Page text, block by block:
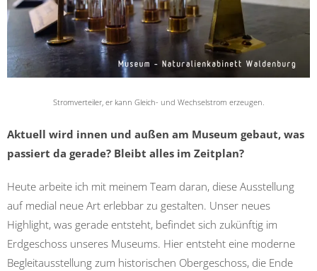
Stromverteiler, er kann Gleich- und Wechselstrom erzeugen.
Aktuell wird innen und außen am Museum gebaut, was
passiert da gerade? Bleibt alles im Zeitplan?
Heute arbeite ich mit meinem Team daran, diese Ausstellung
auf medial neue Art erlebbar zu gestalten. Unser neues
Highlight, was gerade entsteht, befindet sich zukünftig­ im
Erdgeschoss unseres Museums. Hier entsteht eine moderne
Begleitausstellung zum historischen Obergeschoss, die Ende